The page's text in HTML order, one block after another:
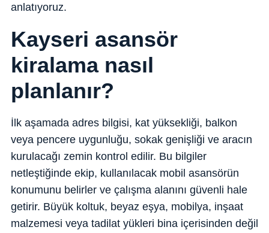
anlatıyoruz.
Kayseri asansör
kiralama nasıl
planlanır?
İlk aşamada adres bilgisi, kat yüksekliği, balkon
veya pencere uygunluğu, sokak genişliği ve aracın
kurulacağı zemin kontrol edilir. Bu bilgiler
netleştiğinde ekip, kullanılacak mobil asansörün
konumunu belirler ve çalışma alanını güvenli hale
getirir. Büyük koltuk, beyaz eşya, mobilya, inşaat
malzemesi veya tadilat yükleri bina içerisinden değil